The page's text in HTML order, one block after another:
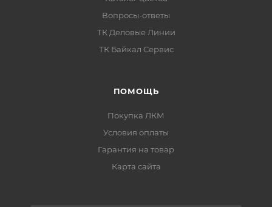
Вопросы-ответы
ТК Деловые Линии
ТК Байкал Сервис
ПОМОЩЬ
Покупка ЛКМ
Условия оплаты
Гарантия на товар
Карта сайта